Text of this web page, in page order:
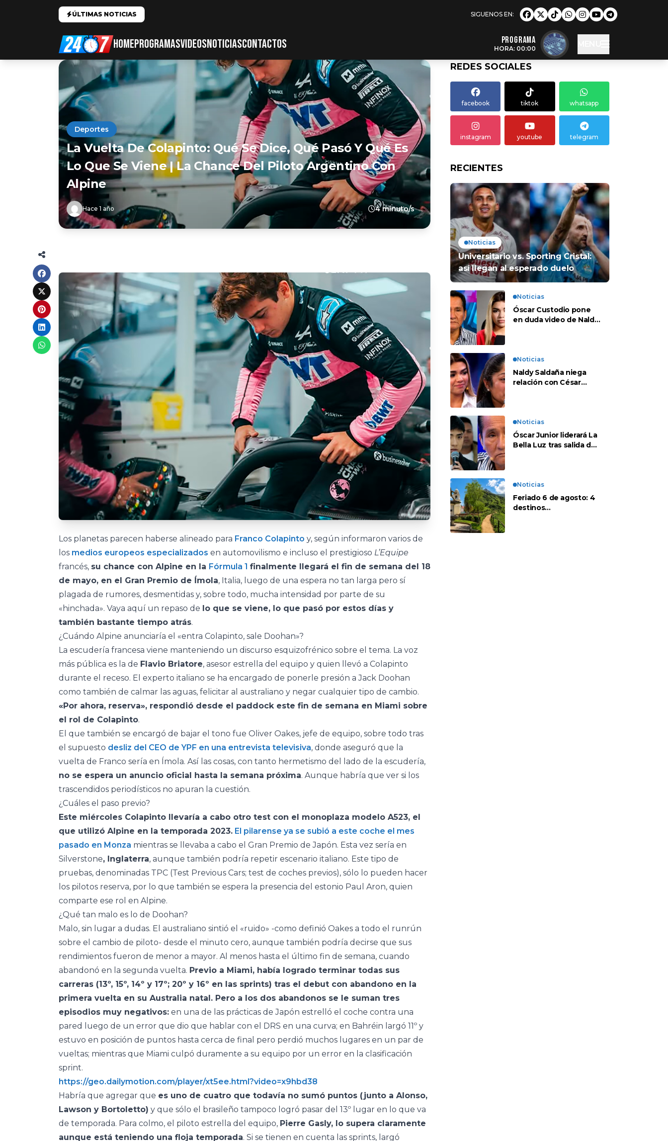
ÚLTIMAS NOTICIAS
HOMEPROGRAMASVIDEOSNOTICIASCONTACTOS Programa
HORA: 00:00
Deportes
La Vuelta De Colapinto: Qué Se Dice, Qué Pasó Y Qué Es
Lo Que Se Viene | La Chance Del Piloto Argentino Con
Alpine
Hace 1 año 4 minuto/s
Los planetas parecen haberse alineado para Franco Colapinto y, según informaron varios de
los medios europeos especializados en automovilismo e incluso el prestigioso L’Equipe
francés, su chance con Alpine en la Fórmula 1 finalmente llegará el fin de semana del 18
de mayo, en el Gran Premio de Ímola, Italia, luego de una espera no tan larga pero sí
plagada de rumores, desmentidas y, sobre todo, mucha intensidad por parte de su
«hinchada». Vaya aquí un repaso de lo que se viene, lo que pasó por estos días y
también bastante tiempo atrás.
¿Cuándo Alpine anunciaría el «entra Colapinto, sale Doohan»?
La escudería francesa viene manteniendo un discurso esquizofrénico sobre el tema. La voz
más pública es la de Flavio Briatore, asesor estrella del equipo y quien llevó a Colapinto
durante el receso. El experto italiano se ha encargado de ponerle presión a Jack Doohan
como también de calmar las aguas, felicitar al australiano y negar cualquier tipo de cambio.
«Por ahora, reserva», respondió desde el paddock este fin de semana en Miami sobre
el rol de Colapinto.
El que también se encargó de bajar el tono fue Oliver Oakes, jefe de equipo, sobre todo tras
el supuesto desliz del CEO de YPF en una entrevista televisiva, donde aseguró que la
vuelta de Franco sería en Ímola. Así las cosas, con tanto hermetismo del lado de la escudería,
no se espera un anuncio oficial hasta la semana próxima. Aunque habría que ver si los
trascendidos periodísticos no apuran la cuestión.
¿Cuáles el paso previo?
Este miércoles Colapinto llevaría a cabo otro test con el monoplaza modelo A523, el
que utilizó Alpine en la temporada 2023. El pilarense ya se subió a este coche el mes
pasado en Monza mientras se llevaba a cabo el Gran Premio de Japón. Esta vez sería en
Silverstone, Inglaterra, aunque también podría repetir escenario italiano. Este tipo de
pruebas, denominadas TPC (Test Previous Cars; test de coches previos), sólo lo pueden hacer
los pilotos reserva, por lo que también se espera la presencia del estonio Paul Aron, quien
comparte ese rol en Alpine.
¿Qué tan malo es lo de Doohan?
Malo, sin lugar a dudas. El australiano sintió el «ruido» -como definió Oakes a todo el runrún
sobre el cambio de piloto- desde el minuto cero, aunque también podría decirse que sus
rendimientos fueron de menor a mayor. Al menos hasta el último fin de semana, cuando
abandonó en la segunda vuelta. Previo a Miami, había logrado terminar todas sus
carreras (13º, 15º, 14º y 17º; 20º y 16º en las sprints) tras el debut con abandono en la
primera vuelta en su Australia natal. Pero a los dos abandonos se le suman tres
episodios muy negativos: en una de las prácticas de Japón estrelló el coche contra una
pared luego de un error que dio que hablar con el DRS en una curva; en Bahréin largó 11º y
estuvo en posición de puntos hasta cerca de final pero perdió muchos lugares en un par de
vueltas; mientras que Miami culpó duramente a su equipo por un error en la clasificación
sprint.
https://geo.dailymotion.com/player/xt5ee.html?video=x9hbd38
Habría que agregar que es uno de cuatro que todavía no sumó puntos (junto a Alonso,
Lawson y Bortoletto) y que sólo el brasileño tampoco logró pasar del 13º lugar en lo que va
de temporada. Para colmo, el piloto estrella del equipo, Pierre Gasly, lo supera claramente
aunque está teniendo una floja temporada. Si se tienen en cuenta las sprints, largó
REDES SOCIALES
facebook tiktok whatsapp
instagram youtube telegram
RECIENTES
Noticias
Universitario vs. Sporting Cristal:
así llegan al esperado duelo
Noticias
Óscar Custodio pone
en duda video de Naldy
Noticias
Naldy Saldaña niega
relación con César
Noticias
Óscar Junior liderará La
Bella Luz tras salida de
Noticias
Feriado 6 de agosto: 4
destinos